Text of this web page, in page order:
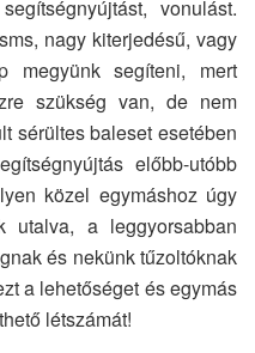
vonulást.
nagy kiterjedésű, vagy
megyünk segíteni, mert
szükség van, de nem
sérültes baleset esetében
előbb-utóbb
közel egymáshoz úgy
utalva, a leggyorsabban
és nekünk tűzoltóknak
a lehetőséget és egymás
létszámát!